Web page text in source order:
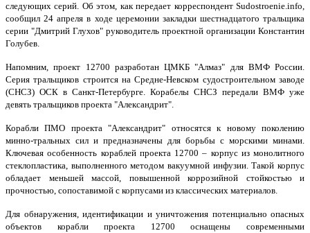
следующих серий. Об этом, как передает корреспондент Sudostroenie.info,
сообщил 24 апреля в ходе церемонии закладки шестнадцатого тральщика
серии "Дмитрий Глухов" руководитель проектной организации Константин
Голубев.
Напомним, проект 12700 разработан ЦМКБ "Алмаз" для ВМФ России.
Серия тральщиков строится на Средне-Невском судостроительном заводе
(СНСЗ) ОСК в Санкт-Петербурге. Корабелы СНСЗ передали ВМФ уже
девять тральщиков проекта "Александрит".
Корабли ПМО проекта "Александрит" относятся к новому поколению
минно-тральных сил и предназначены для борьбы с морскими минами.
Ключевая особенность кораблей проекта 12700 ‒ корпус из монолитного
стеклопластика, выполненного методом вакуумной инфузии. Такой корпус
обладает меньшей массой, повышенной коррозийной стойкостью и
прочностью, сопоставимой с корпусами из классических материалов.
Для обнаружения, идентификации и уничтожения потенциально опасных
объектов корабли проекта 12700 оснащены современными